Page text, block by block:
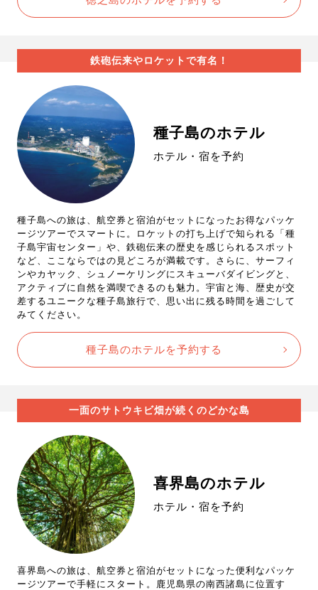
鉄砲伝来やロケットで有名！
種子島のホテル
ホテル・宿を予約
種子島への旅は、航空券と宿泊がセットになったお得なパッケ
ージツアーでスマートに。ロケットの打ち上げで知られる「種
子島宇宙センター」や、鉄砲伝来の歴史を感じられるスポット
など、ここならではの見どころが満載です。さらに、サーフィ
ンやカヤック、シュノーケリングにスキューバダイビングと、
アクティブに自然を満喫できるのも魅力。宇宙と海、歴史が交
差するユニークな種子島旅行で、思い出に残る時間を過ごして
みてください。
種子島のホテルを予約する
一面のサトウキビ畑が続くのどかな島
喜界島のホテル
ホテル・宿を予約
喜界島への旅は、航空券と宿泊がセットになった便利なパッケ
ージツアーで手軽にスタート。鹿児島県の南西諸島に位置す